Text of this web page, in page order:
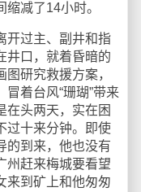
减了14小时。
过主、副井和指
井口，就着昏暗的
研究救援方案，
着台风“珊瑚”带来
头两天，实在困
过十来分钟。即使
的到来，他也没有
州赶来梅城要看望
来到矿上和他匆匆